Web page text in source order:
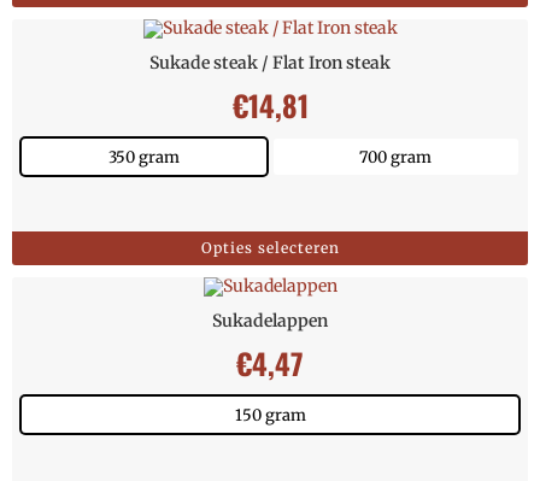
Sukade steak / Flat Iron steak
€14,81
350 gram 700 gram
Opties selecteren
Sukadelappen
€4,47
150 gram